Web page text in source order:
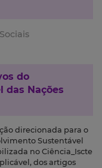
do
das Nações
direcionada para o
Sustentável
no Ciência_Iscte
dos artigos